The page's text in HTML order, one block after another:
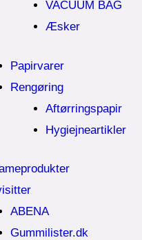
VACUUM BAG
Æsker
Papirvarer
Rengøring
Aftørringspapir
Hygiejneartikler
ABENA
Gummilister.dk